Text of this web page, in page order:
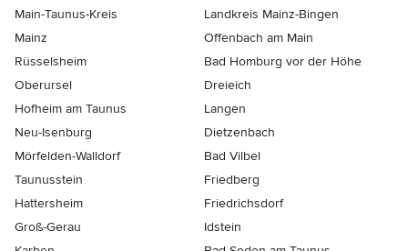
Main-Taunus-Kreis
Landkreis Mainz-Bingen
Mainz
Offenbach am Main
Rüsselsheim
Bad Homburg vor der Höhe
Oberursel
Dreieich
Hofheim am Taunus
Langen
Neu-Isenburg
Dietzenbach
Mörfelden-Walldorf
Bad Vilbel
Taunusstein
Friedberg
Hattersheim
Friedrichsdorf
Groß-Gerau
Idstein